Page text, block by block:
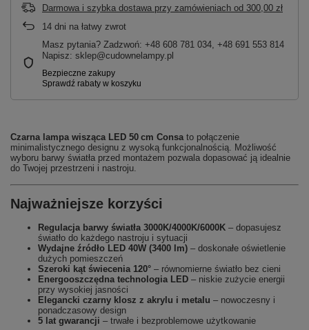
Darmowa i szybka dostawa przy zamówieniach od 300,00 zł
14 dni na łatwy zwrot
Masz pytania? Zadzwoń: +48 608 781 034, +48 691 553 814
Napisz: sklep@cudownelampy.pl
Czarna lampa wisząca LED 50 cm Consato połączenie
minimalistycznego designu z wysoką funkcjonalnością. Możliwość
wyboru barwy światła przed montażem pozwala dopasować ją idealnie
do Twojej przestrzeni i nastroju.
Najważniejsze korzyści
Regulacja barwy światła 3000K/4000K/6000K – dopasujesz
światło do każdego nastroju i sytuacji
Wydajne źródło LED 40W (3400 lm) – doskonałe oświetlenie
dużych pomieszczeń
Szeroki kąt świecenia 120° – równomierne światło bez cieni
Energooszczędna technologia LED – niskie zużycie energii
przy wysokiej jasności
Elegancki czarny klosz z akrylu i metalu – nowoczesny i
ponadczasowy design
5 lat gwarancji – trwałe i bezproblemowe użytkowanie